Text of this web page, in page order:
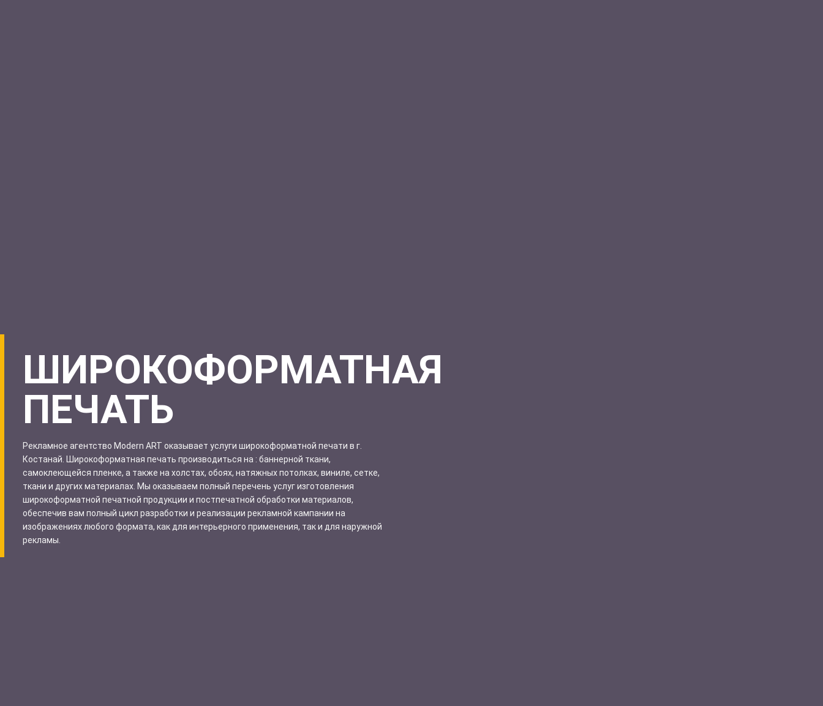
ШИРОКОФОРМАТНАЯ
ПЕЧАТЬ
Рекламное агентство Modern ART оказывает услуги широкоформатной печати в г.
Костанай. Широкоформатная печать производиться на : баннерной ткани,
самоклеющейся пленке, а также на холстах, обоях, натяжных потолках, виниле, сетке,
ткани и других материалах. Мы оказываем полный перечень услуг изготовления
широкоформатной печатной продукции и постпечатной обработки материалов,
обеспечив вам полный цикл разработки и реализации рекламной кампании на
изображениях любого формата, как для интерьерного применения, так и для наружной
рекламы.